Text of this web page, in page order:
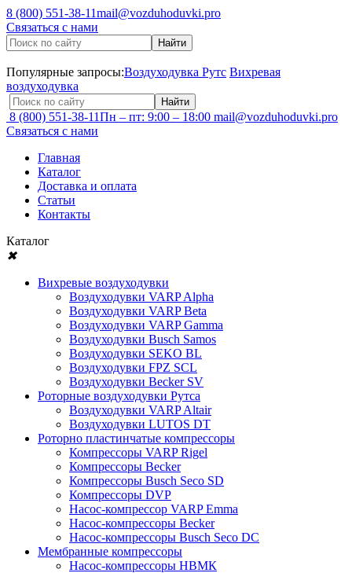
8 (800) 551-38-11mail@vozduhoduvki.pro
Связаться с нами
Популярные запросы:Воздуходувка Рутс Вихревая
воздуходувка
8 (800) 551-38-11Пн – пт: 9:00 – 18:00 mail@vozduhoduvki.pro
Связаться с нами
Главная
Каталог
Доставка и оплата
Статьи
Контакты
Каталог
✖
Вихревые воздуходувки
Воздуходувки VARP Alpha
Воздуходувки VARP Beta
Воздуходувки VARP Gamma
Воздуходувки Busch Samos
Воздуходувки SEKO BL
Воздуходувки FPZ SCL
Воздуходувки Becker SV
Роторные воздуходувки Рутса
Воздуходувки VARP Altair
Воздуходувки LUTOS DT
Роторно пластинчатые компрессоры
Компрессоры VARP Rigel
Компрессоры Becker
Компрессоры Busch Seco SD
Компрессоры DVP
Насос-компрессор VARP Emma
Насос-компрессоры Becker
Насос-компрессоры Busch Seco DC
Мембранные компрессоры
Насос-компрессоры НВМК